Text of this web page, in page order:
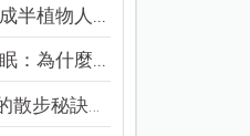
半植物人...
：為什麼...
步秘訣！...